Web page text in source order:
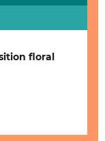
floral